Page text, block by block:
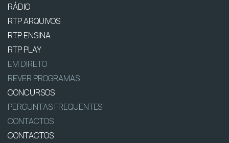
RÁDIO
RTP ARQUIVOS
RTP ENSINA
RTP PLAY
EM DIRETO
REVER PROGRAMAS
CONCURSOS
PERGUNTAS FREQUENTES
CONTACTOS
CONTACTOS